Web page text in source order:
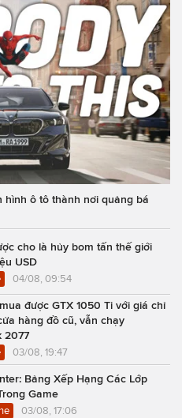
hình ô tô thành nơi quảng bá
cho là hủy bom tấn thế giới
USD
04/08, 09:54
được GTX 1050 Ti với giá chỉ
hàng đồ cũ, vẫn chạy
2077
03/08, 19:47
Bảng Xếp Hạng Các Lớp
Game
03/08, 17:06